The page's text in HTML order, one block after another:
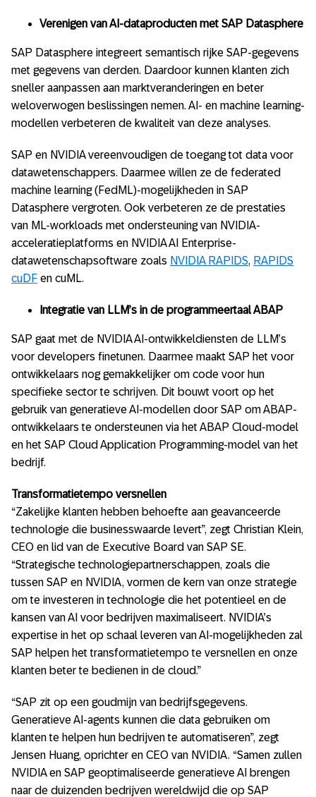
Verenigen van AI-dataproducten met SAP Datasphere
SAP Datasphere integreert semantisch rijke SAP-gegevens
met gegevens van derden. Daardoor kunnen klanten zich
sneller aanpassen aan marktveranderingen en beter
weloverwogen beslissingen nemen. AI- en machine learning-
modellen verbeteren de kwaliteit van deze analyses.
SAP en NVIDIA vereenvoudigen de toegang tot data voor
datawetenschappers. Daarmee willen ze de federated
machine learning (FedML)-mogelijkheden in SAP
Datasphere vergroten. Ook verbeteren ze de prestaties
van ML-workloads met ondersteuning van NVIDIA-
acceleratieplatforms en NVIDIA AI Enterprise-
datawetenschapsoftware zoals NVIDIA RAPIDS, RAPIDS
cuDF en cuML.
Integratie van LLM’s in de programmeertaal ABAP
SAP gaat met de NVIDIA AI-ontwikkeldiensten de LLM’s
voor developers finetunen. Daarmee maakt SAP het voor
ontwikkelaars nog gemakkelijker om code voor hun
specifieke sector te schrijven. Dit bouwt voort op het
gebruik van generatieve AI-modellen door SAP om ABAP-
ontwikkelaars te ondersteunen via het ABAP Cloud-model
en het SAP Cloud Application Programming-model van het
bedrijf.
Transformatietempo versnellen
“Zakelijke klanten hebben behoefte aan geavanceerde
technologie die businesswaarde levert”, zegt Christian Klein,
CEO en lid van de Executive Board van SAP SE.
“Strategische technologiepartnerschappen, zoals die
tussen SAP en NVIDIA, vormen de kern van onze strategie
om te investeren in technologie die het potentieel en de
kansen van AI voor bedrijven maximaliseert. NVIDIA’s
expertise in het op schaal leveren van AI-mogelijkheden zal
SAP helpen het transformatietempo te versnellen en onze
klanten beter te bedienen in de cloud.”
“SAP zit op een goudmijn van bedrijfsgegevens.
Generatieve AI-agents kunnen die data gebruiken om
klanten te helpen hun bedrijven te automatiseren”, zegt
Jensen Huang, oprichter en CEO van NVIDIA. “Samen zullen
NVIDIA en SAP geoptimaliseerde generatieve AI brengen
naar de duizenden bedrijven wereldwijd die op SAP